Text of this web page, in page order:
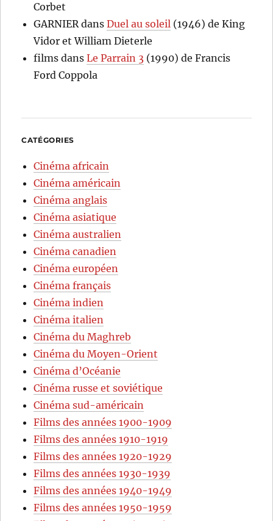
Corbet
GARNIERdansDuel au soleil (1946) de King
Vidor et William Dieterle
films dansLe Parrain 3 (1990) de Francis
Ford Coppola
CATÉGORIES
Cinéma africain
Cinéma américain
Cinéma anglais
Cinéma asiatique
Cinéma australien
Cinéma canadien
Cinéma européen
Cinéma français
Cinéma indien
Cinéma italien
Cinéma du Maghreb
Cinéma du Moyen-Orient
Cinéma d’Océanie
Cinéma russe et soviétique
Cinéma sud-américain
Films des années 1900-1909
Films des années 1910-1919
Films des années 1920-1929
Films des années 1930-1939
Films des années 1940-1949
Films des années 1950-1959